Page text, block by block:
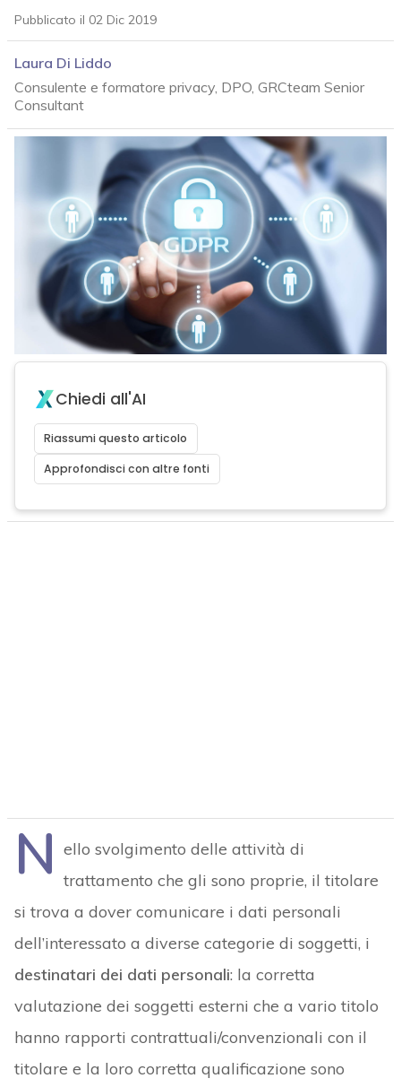
Pubblicato il 02 Dic 2019
Laura Di Liddo
Consulente e formatore privacy, DPO, GRCteam Senior
Consultant
Chiedi all'AI
Riassumi questo articolo
Approfondisci con altre fonti
N ello svolgimento delle attività di
trattamento che gli sono proprie, il titolare
si trova a dover comunicare i dati personali
dell’interessato a diverse categorie di soggetti, i
destinatari dei dati personali: la corretta
valutazione dei soggetti esterni che a vario titolo
hanno rapporti contrattuali/convenzionali con il
titolare e la loro corretta qualificazione sono